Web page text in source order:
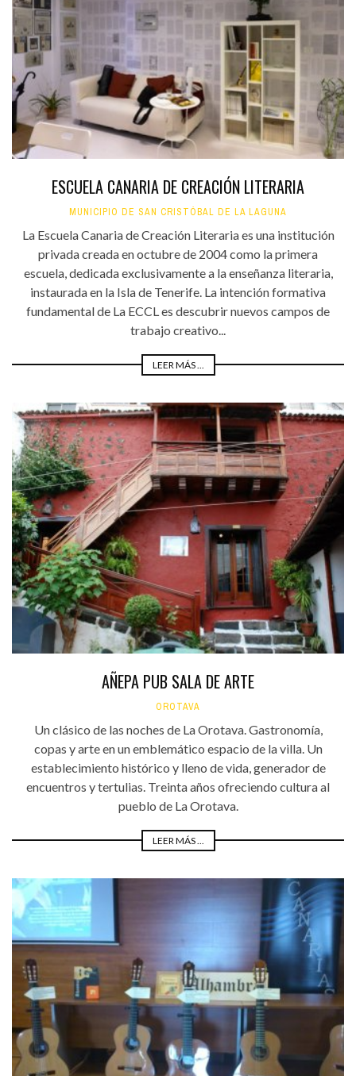
ESCUELA CANARIA DE CREACIÓN LITERARIA
MUNICIPIO DE SAN CRISTÓBAL DE LA LAGUNA
La Escuela Canaria de Creación Literaria es una institución
privada creada en octubre de 2004 como la primera
escuela, dedicada exclusivamente a la enseñanza literaria,
instaurada en la Isla de Tenerife. La intención formativa
fundamental de La ECCL es descubrir nuevos campos de
trabajo creativo...
LEER MÁS ...
AÑEPA PUB SALA DE ARTE
OROTAVA
Un clásico de las noches de La Orotava. Gastronomía,
copas y arte en un emblemático espacio de la villa. Un
establecimiento histórico y lleno de vida, generador de
encuentros y tertulias. Treinta años ofreciendo cultura al
pueblo de La Orotava.
LEER MÁS ...